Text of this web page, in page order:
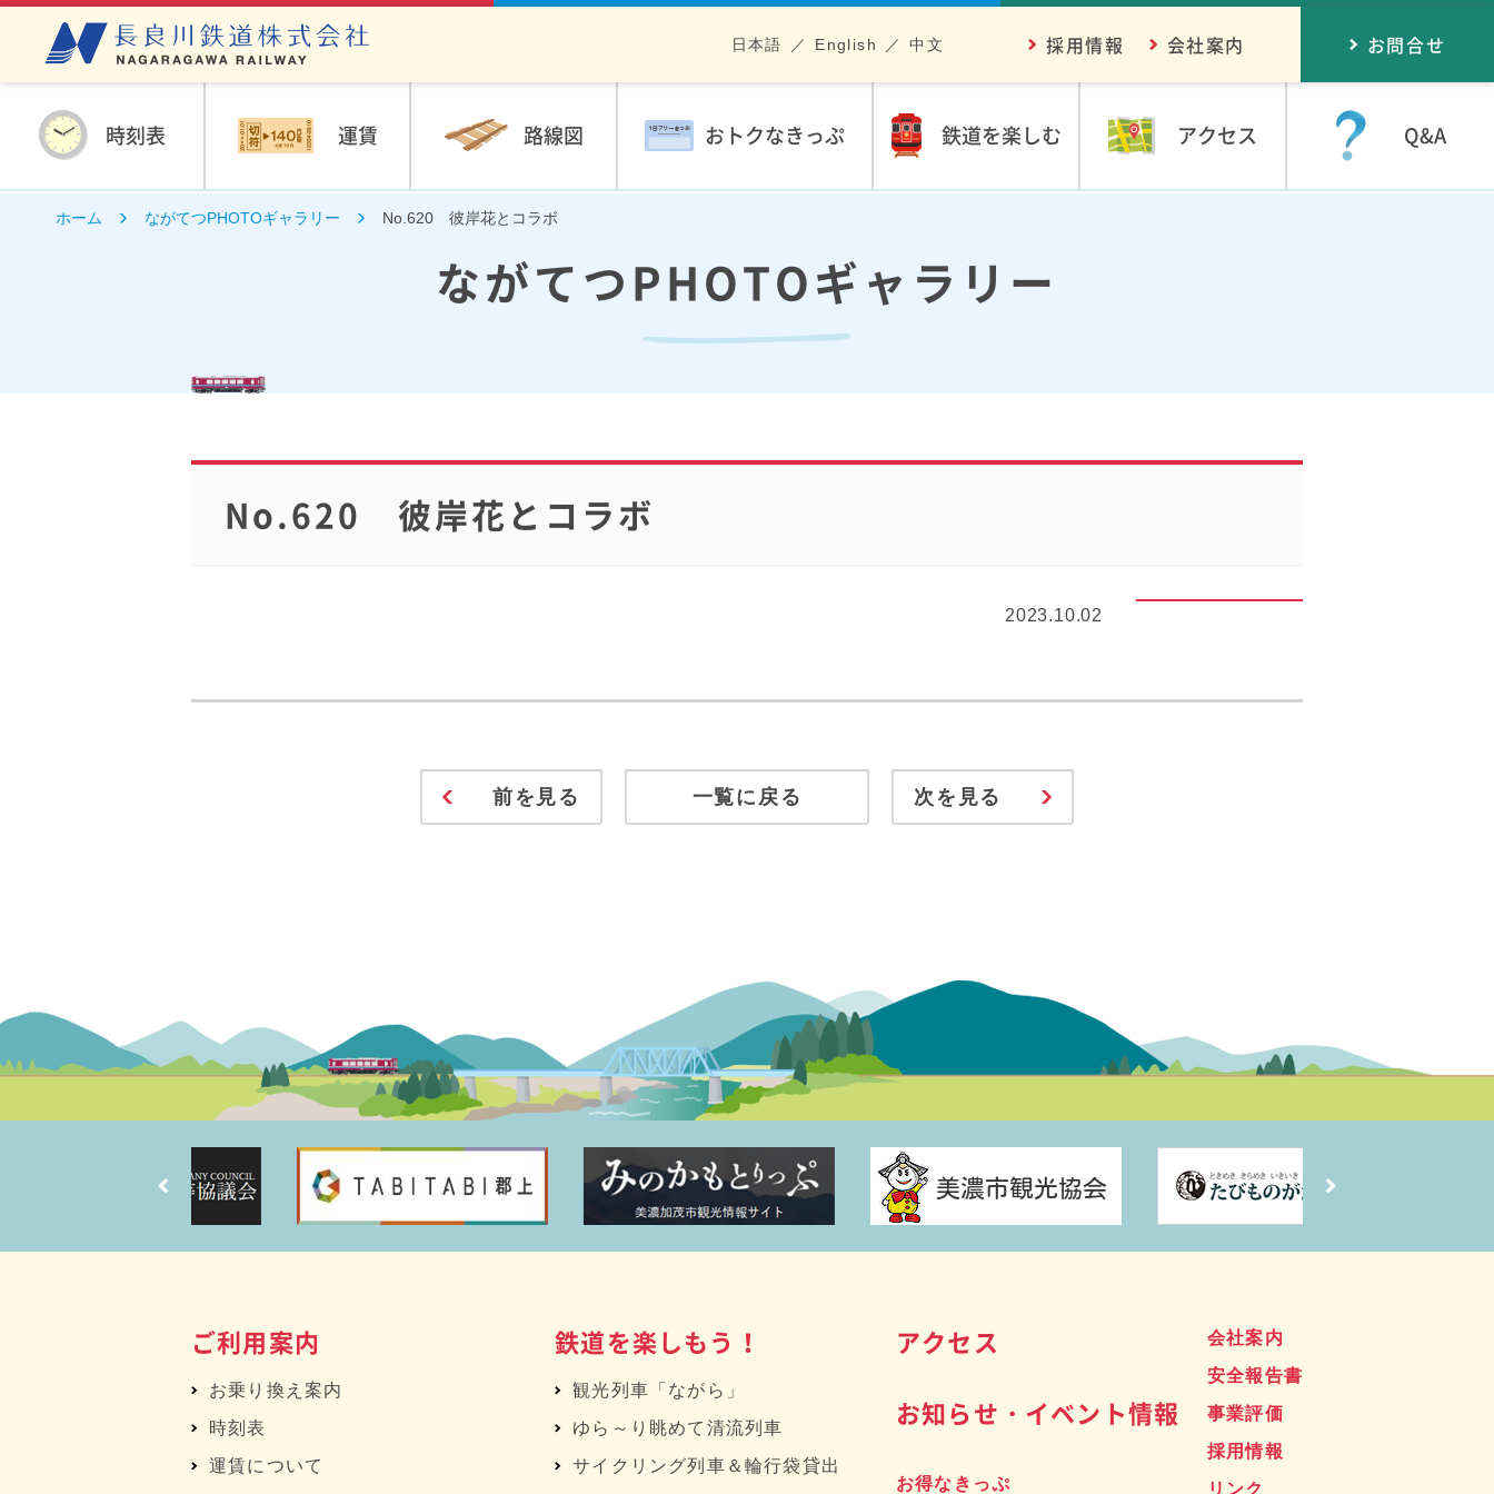
時刻表 運賃 路線図 おトクなきっぷ 鉄道を楽しむ アクセス Q&A
採用情報 会社案内
日本語 English 中文 お問合せ
ホーム ながてつPHOTOギャラリー No.620 彼岸花とコラボ
ながてつPHOTOギャラリー
No.620 彼岸花とコラボ
2023.10.02
前を見る 一覧に戻る 次を見る
ご利用案内
お乗り換え案内
時刻表
運賃について
鉄道を楽しもう！
観光列車「ながら」
ゆら～り眺めて清流列車
サイクリング列車＆輪行袋貸出
アクセス
お知らせ・イベント情報
お得なきっぷ
会社案内
安全報告書
事業評価
採用情報
リンク